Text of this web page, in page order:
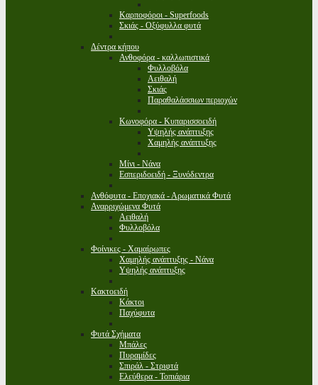
Καρποφόροι - Superfoods
Σκιάς - Οξύφυλλα φυτά
Δέντρα κήπου
Ανθοφόρα - καλλωπιστικά
Φυλλοβόλα
Αειθαλή
Σκιάς
Παραθαλάσσιων περιοχών
Κωνοφόρα - Κυπαρισσοειδή
Υψηλής ανάπτυξης
Χαμηλής ανάπτυξης
Μίνι - Νάνα
Εσπεριδοειδή - Ξυνόδεντρα
Ανθόφυτα - Εποχιακά - Αρωματικά Φυτά
Αναρριχώμενα Φυτά
Αειθαλή
Φυλλοβόλα
Φοίνικες - Χαμαίρωπες
Χαμηλής ανάπτυξης - Νάνα
Υψηλής ανάπτυξης
Κακτοειδή
Κάκτοι
Παχύφυτα
Φυτά Σχήματα
Μπάλες
Πυραμίδες
Σπιράλ - Στριφτά
Ελεύθερα - Τοπιάρια